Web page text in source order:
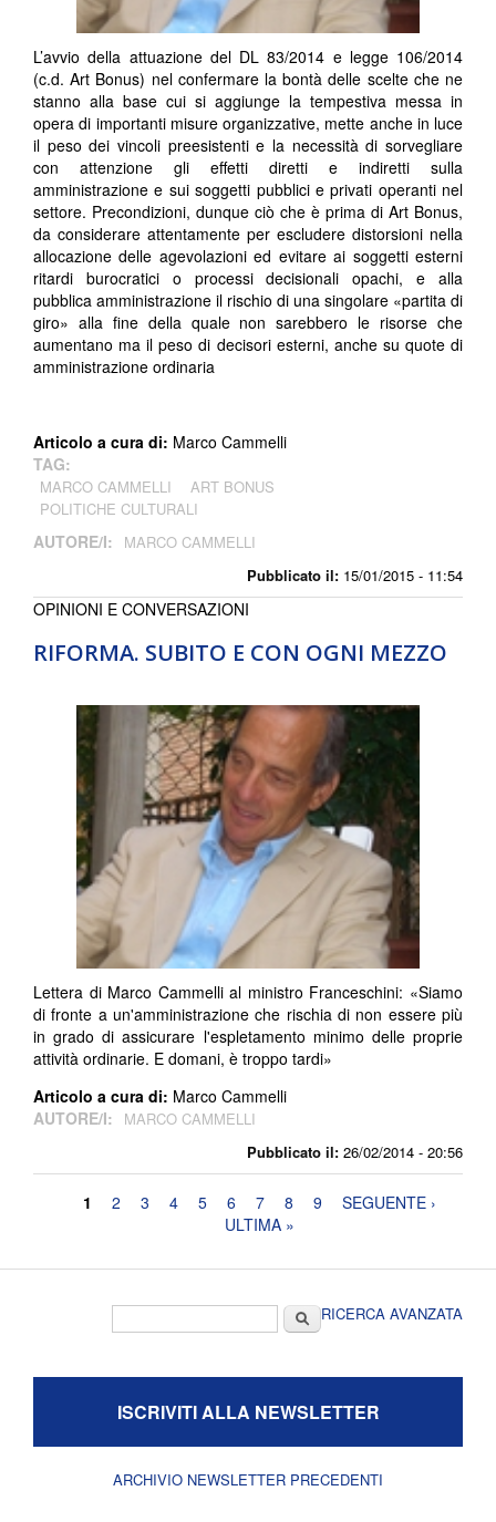
Pubblicato il: 15/01/2015 - 11:54
L’avvio della attuazione del DL 83/2014 e legge 106/2014
(c.d. Art Bonus) nel confermare la bontà delle scelte che ne
stanno alla base cui si aggiunge la tempestiva messa in
opera di importanti misure organizzative, mette anche in luce
il peso dei vincoli preesistenti e la necessità di sorvegliare
con attenzione gli effetti diretti e indiretti sulla
amministrazione e sui soggetti pubblici e privati operanti nel
settore. Precondizioni, dunque ciò che è prima di Art Bonus,
da considerare attentamente per escludere distorsioni nella
allocazione delle agevolazioni ed evitare ai soggetti esterni
ritardi burocratici o processi decisionali opachi, e alla
pubblica amministrazione il rischio di una singolare «partita di
giro» alla fine della quale non sarebbero le risorse che
aumentano ma il peso di decisori esterni, anche su quote di
amministrazione ordinaria
Articolo a cura di: Marco Cammelli
TAG:
MARCO CAMMELLI
ART BONUS
POLITICHE CULTURALI
AUTORE/I: MARCO CAMMELLI
RIFORMA. SUBITO E CON OGNI MEZZO
Pubblicato il: 26/02/2014 - 20:56
OPINIONI E CONVERSAZIONI
Lettera di Marco Cammelli al ministro Franceschini: «Siamo
di fronte a un'amministrazione che rischia di non essere più
in grado di assicurare l'espletamento minimo delle proprie
attività ordinarie. E domani, è troppo tardi»
Articolo a cura di: Marco Cammelli
AUTORE/I:
MARCO CAMMELLI
Pagine
1 2 3 4 5 6 7 8 9
SEGUENTE ›
ULTIMA »
CercaRICERCA AVANZATA
ISCRIVITI ALLA NEWSLETTER
ARCHIVIO NEWSLETTER PRECEDENTI